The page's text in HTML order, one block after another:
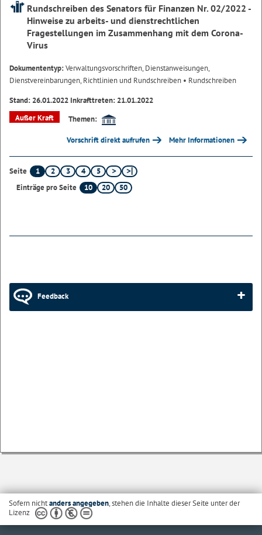
Rundschreiben des Senators für Finanzen Nr. 02/2022 -
Hinweise zu arbeits- und dienstrechtlichen
Fragestellungen im Zusammenhang mit dem Corona-
Virus
Dokumententyp:Verwaltungsvorschriften, Dienstanweisungen,
Dienstvereinbarungen, Richtlinien und Rundschreiben • Rundschreiben
Stand: 26.01.2022 Inkrafttreten: 21.01.2022
Außer Kraft
Themen:
Vorschrift direkt aufrufen Mehr Informationen
Seite 1 2 3 4
5
Einträge pro Seite
10 20 50
Feedback
Sofern nichtanders angegeben, stehen die Inhalte dieser Seite unter der
Lizenz